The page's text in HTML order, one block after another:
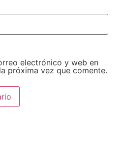
electrónico y web en
próxima vez que comente.